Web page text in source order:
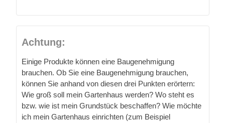
Achtung:
Einige Produkte können eine Baugenehmigung
brauchen. Ob Sie eine Baugenehmigung brauchen,
können Sie anhand von diesen drei Punkten erörtern:
Wie groß soll mein Gartenhaus werden? Wo steht es
bzw. wie ist mein Grundstück beschaffen? Wie möchte
ich mein Gartenhaus einrichten (zum Beispiel